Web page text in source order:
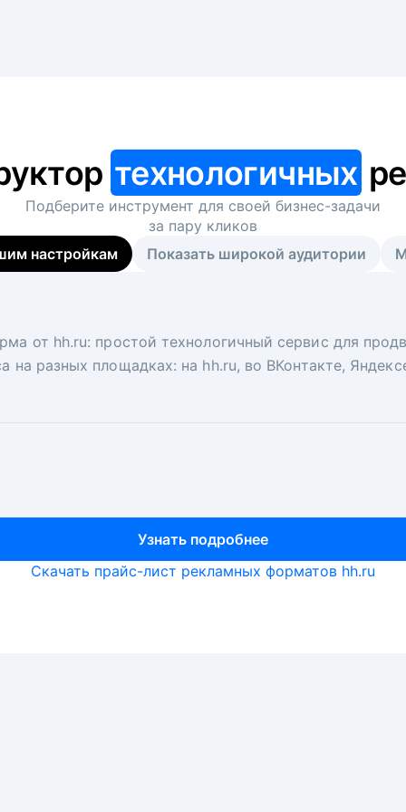
технологичных
Подберите инструмент для своей бизнес-задачи
за пару кликов
настройкам
Показать широкой аудитории
от hh.ru: простой технологичный сервис для
на разных площадках: на hh.ru, во ВКонтакте,
Узнать подробнее
вакансий на главной странице hh.ru.
ключ. Решите, сколько кандидатов и когда вам
рекрутеры и проектные менеджеры hh.ru с
Узнать подробнее
Скачать прайс-лист рекламных форматов hh.ru